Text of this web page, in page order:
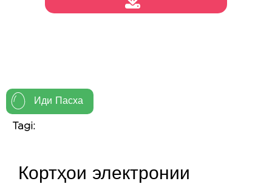
Иди Пасха
Tagi:
Кортҳои электронии